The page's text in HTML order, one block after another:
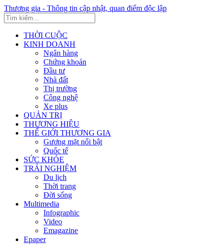
Thương gia - Thông tin cập nhật, quan điểm độc lập
THỜI CUỘC
KINH DOANH
Ngân hàng
Chứng khoán
Đầu tư
Nhà đất
Thị trường
Công nghệ
Xe plus
QUẢN TRỊ
THƯƠNG HIỆU
THẾ GIỚI THƯƠNG GIA
Gương mặt nổi bật
Quốc tế
SỨC KHỎE
TRẢI NGHIỆM
Du lịch
Thời trang
Đời sống
Multimedia
Infographic
Video
Emagazine
Epaper